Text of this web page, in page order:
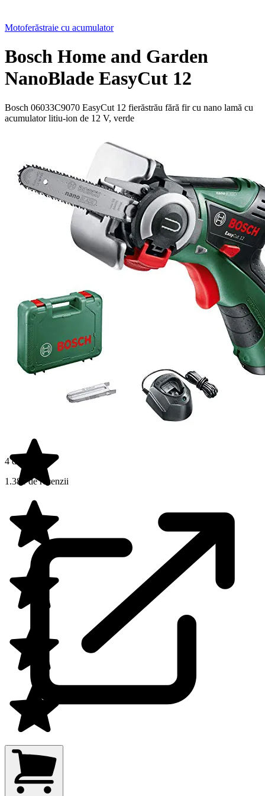
Motoferăstraie cu acumulator
Bosch Home and Garden
NanoBlade EasyCut 12
Bosch 06033C9070 EasyCut 12 fierăstrău fără fir cu nano lamă cu
acumulator litiu-ion de 12 V, verde
4 din 5 stele
1.381 de recenzii